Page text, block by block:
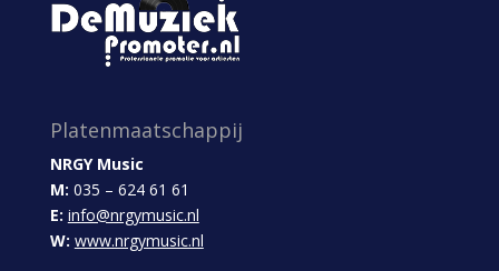
Platenmaatschappij
NRGY Music
M: 035 – 624 61 61
E: info@nrgymusic.nl
W: www.nrgymusic.nl